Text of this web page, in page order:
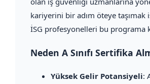
kariyerini bir adım öteye taşımak
İSG profesyonelleri bu programa
Neden A Sınıfı Sertifika
Yüksek Gelir Potansiyeli: